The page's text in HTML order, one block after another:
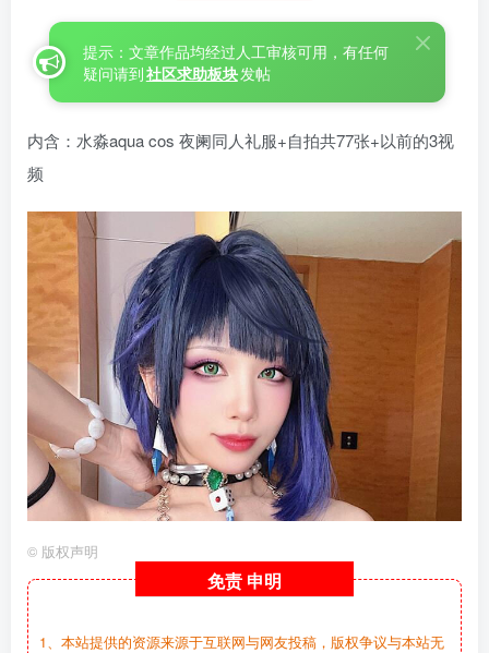
提示：文章作品均经过人工审核可用，有任何
疑问请到社区求助板块发帖
内含：水淼aqua cos 夜阑同人礼服+自拍共77张+以前的3视
频
© 版权声明
免责 申明
1、本站提供的资源来源于互联网与网友投稿，版权争议与本站无